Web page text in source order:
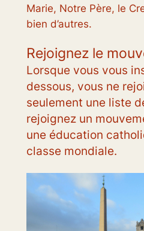
Marie, Notre Père, le
bien d’autres.
Rejoignez le
Lorsque vous vous
dessous, vous ne
seulement une liste
rejoignez un
une éducation
classe mondiale.